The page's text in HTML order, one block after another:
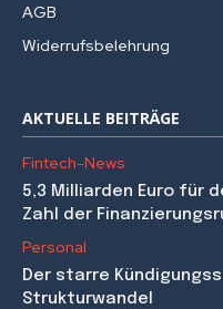
AGB
Widerrufsbelehrung
AKTUELLE BEITRÄGE
Fintech-News
5,3 Milliarden Euro für
Zahl der
Personal
Der starre
Strukturwandel